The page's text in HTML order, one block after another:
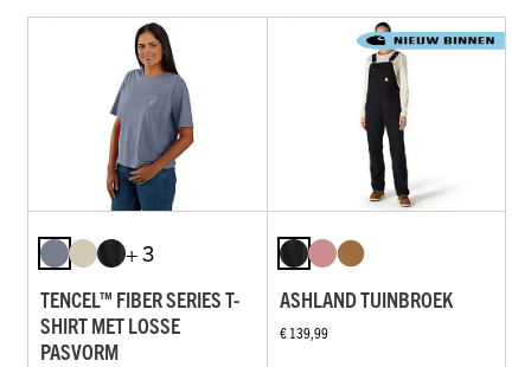
+ 3
TENCEL™ FIBER SERIES T-
SHIRT MET LOSSE
PASVORM
ASHLAND TUINBROEK
€ 139,99